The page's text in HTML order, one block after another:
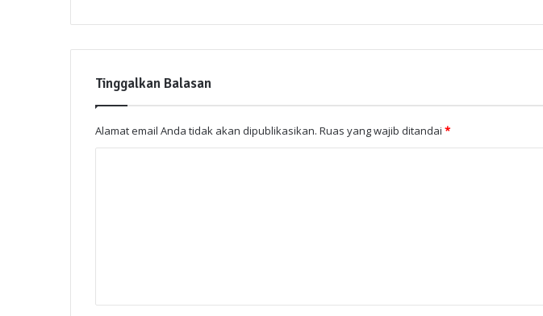
Tinggalkan Balasan
Alamat email Anda tidak akan dipublikasikan. Ruas yang wajib ditandai *